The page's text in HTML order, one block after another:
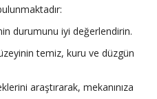
durumunu iyi değerlendirin.
temiz, kuru ve düzgün
araştırarak, mekanınıza